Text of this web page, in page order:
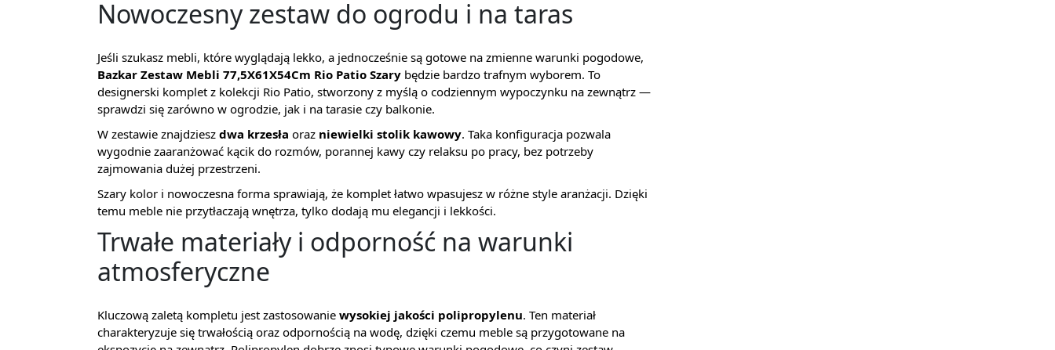
Nowoczesny zestaw do ogrodu i na taras
Jeśli szukasz mebli, które wyglądają lekko, a jednocześnie są gotowe na zmienne warunki pogodowe,
Bazkar Zestaw Mebli 77,5X61X54Cm Rio Patio Szary będzie bardzo trafnym wyborem. To
designerski komplet z kolekcji Rio Patio, stworzony z myślą o codziennym wypoczynku na zewnątrz —
sprawdzi się zarówno w ogrodzie, jak i na tarasie czy balkonie.
W zestawie znajdziesz dwa krzesła oraz niewielki stolik kawowy. Taka konfiguracja pozwala
wygodnie zaaranżować kącik do rozmów, porannej kawy czy relaksu po pracy, bez potrzeby
zajmowania dużej przestrzeni.
Szary kolor i nowoczesna forma sprawiają, że komplet łatwo wpasujesz w różne style aranżacji. Dzięki
temu meble nie przytłaczają wnętrza, tylko dodają mu elegancji i lekkości.
Trwałe materiały i odporność na warunki
atmosferyczne
Kluczową zaletą kompletu jest zastosowanie wysokiej jakości polipropylenu. Ten materiał
charakteryzuje się trwałością oraz odpornością na wodę, dzięki czemu meble są przygotowane na